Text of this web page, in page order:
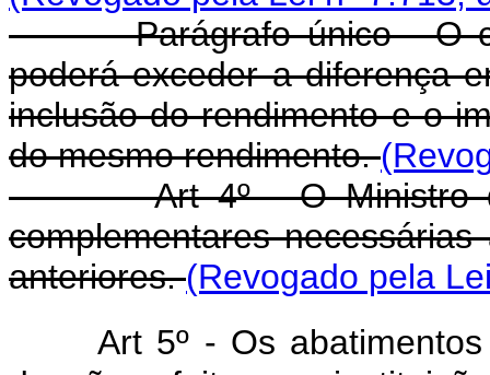
Parágrafo único - O
poderá exceder a diferença
inclusão do rendimento e o
do mesmo rendimento.
Art 4º - O Ministro da
complementares
anteriores.(Revogado pela
Art 5º - Os